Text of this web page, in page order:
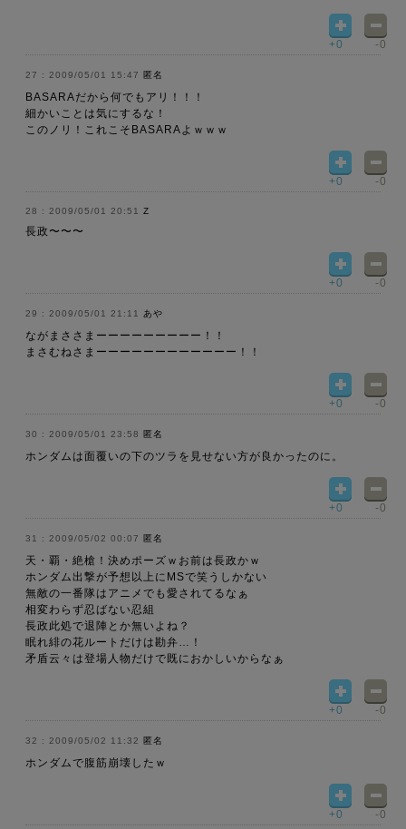
+0 -0
2009/05/01 15:47 匿名
BASARAだから何でもアリ！！！
細かいことは気にするな！
このノリ！これこそBASARAよｗｗｗ
+0 -0
2009/05/01 20:51 Z
長政〜〜〜
+0 -0
2009/05/01 21:11 あや
ながまささまーーーーーーーーー！！
まさむねさまーーーーーーーーーーーー！！
+0 -0
2009/05/01 23:58 匿名
ホンダムは面覆いの下のツラを見せない方が良かったのに。
+0 -0
2009/05/02 00:07 匿名
天・覇・絶槍！決めポーズｗお前は長政かｗ
ホンダム出撃が予想以上にMSで笑うしかない
無敵の一番隊はアニメでも愛されてるなぁ
相変わらず忍ばない忍組
長政此処で退陣とか無いよね？
眠れ緋の花ルートだけは勘弁…！
矛盾云々は登場人物だけで既におかしいからなぁ
+0 -0
2009/05/02 11:32 匿名
ホンダムで腹筋崩壊したｗ
+0 -0